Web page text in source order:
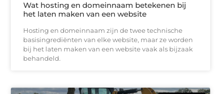
Wat hosting en domeinnaam betekenen bij
het laten maken van een website
Hosting en domeinnaam zijn de twee technische
basisingrediënten van elke website, maar ze worden
bij het laten maken van een website vaak als bijzaak
behandeld.